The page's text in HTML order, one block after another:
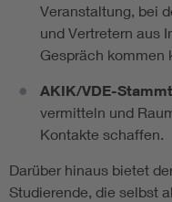
Veranstaltung, bei
und Vertretern aus
Gespräch kommen
AKIK/VDE-
vermitteln und
Kontakte schaffen.
Darüber hinaus bietet
Studierende, die selbst